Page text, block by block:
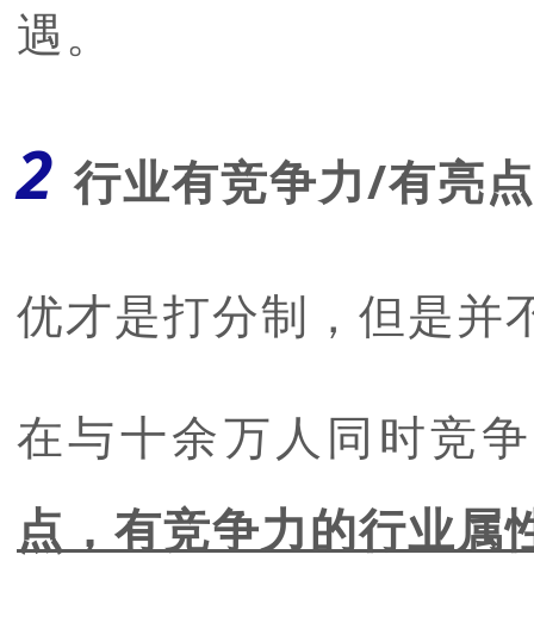
遇。
2行业有竞争力/有亮
优才是打分制，但是并
在与十余万人同时竞
点，有竞争力的行业属